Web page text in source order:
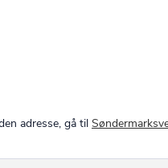
adresse, gå til